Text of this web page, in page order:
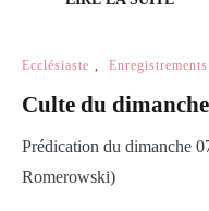
Ecclésiaste ,
Culte du
Prédication du dimanche
Romerowski)